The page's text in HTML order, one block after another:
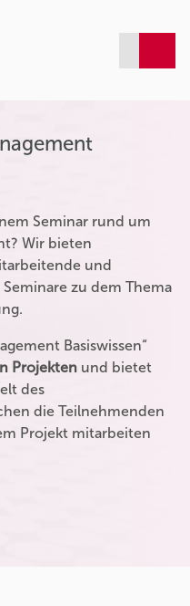
Seminar rund um
Wir bieten
und
zu dem Thema
Basiswissen“
Projekten und bietet
des
die Teilnehmenden
Projekt mitarbeiten